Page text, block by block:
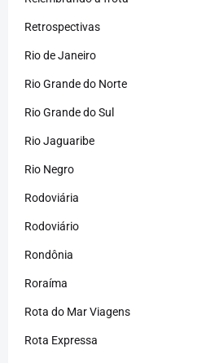
Retrospectivas
Rio de Janeiro
Rio Grande do Norte
Rio Grande do Sul
Rio Jaguaribe
Rio Negro
Rodoviária
Rodoviário
Rondônia
Roraíma
Rota do Mar Viagens
Rota Expressa